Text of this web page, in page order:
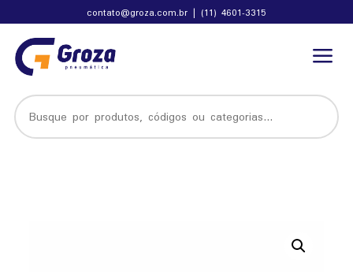
contato@groza.com.br | (11) 4601-3315
a